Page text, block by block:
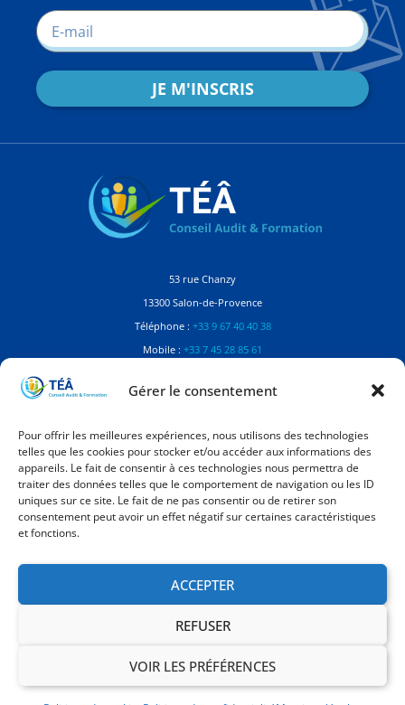
Gérer le consentement
Pour offrir les meilleures expériences, nous utilisons des technologies
telles que les cookies pour stocker et/ou accéder aux informations des
appareils. Le fait de consentir à ces technologies nous permettra de
traiter des données telles que le comportement de navigation ou les ID
uniques sur ce site. Le fait de ne pas consentir ou de retirer son
consentement peut avoir un effet négatif sur certaines caractéristiques
et fonctions.
ACCEPTER
REFUSER
VOIR LES PRÉFÉRENCES
JE M'INSCRIS
53 rue Chanzy
13300 Salon-de-Provence
Téléphone : +33 9 67 40 40 38
Mobile : +33 7 45 28 85 61
Référente Handicap
Manon Balaguer
Dirigeante à TÉÂ Conseil Audit Formation
contact@teaconseil.fr
Mentions légales
Politique de confidentialité
© [current_year] TÉÂ Conseil Audit Formation | Tous droits réservés –
Internet par Emilie Briosca